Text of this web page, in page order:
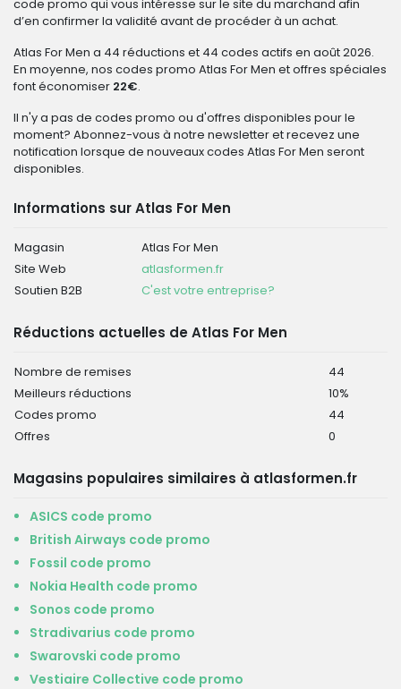
code promo qui vous intéresse sur le site du marchand afin
d’en confirmer la validité avant de procéder à un achat.
Atlas For Men a 44 réductions et 44 codes actifs en août 2026.
En moyenne, nos codes promo Atlas For Men et offres spéciales
font économiser 22€.
Il n'y a pas de codes promo ou d'offres disponibles pour le
moment? Abonnez-vous à notre newsletter et recevez une
notification lorsque de nouveaux codes Atlas For Men seront
disponibles.
Informations sur Atlas For Men
Magasin
Atlas For Men
Site Web
atlasformen.fr
Soutien B2B
C'est votre entreprise?
Réductions actuelles de Atlas For Men
Nombre de remises
44
Meilleurs réductions
10%
Codes promo
44
Offres
0
Magasins populaires similaires à atlasformen.fr
ASICS code promo
British Airways code promo
Fossil code promo
Nokia Health code promo
Sonos code promo
Stradivarius code promo
Swarovski code promo
Vestiaire Collective code promo